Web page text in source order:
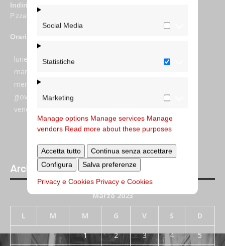
Social Media
Statistiche
Marketing
Manage options Manage services Manage
vendors Read more about these purposes
Accetta tutto
Continua senza accettare
Configura
Salva preferenze
Privacy e Cookies Privacy e Cookies
Indirizzo
P.zza S. Giovanni in Laterano 6 00184 Roma
Orari
lunedi:
martedi:
mercoledi:
giovedi:
venerdi:
Archivi giornalieri degli articoli pubblicati
Marzo 2023
L M M G V S D
1 2 3 4 5